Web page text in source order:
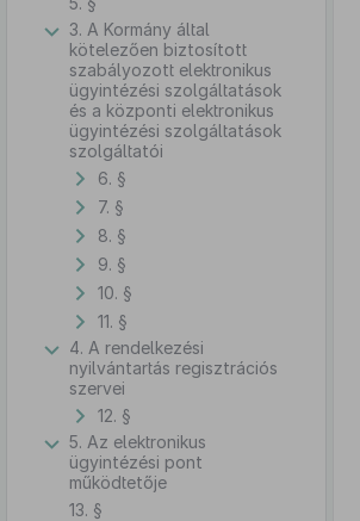
3. A Kormány által
kötelezően biztosított
szabályozott elektronikus
ügyintézési szolgáltatások
és a központi elektronikus
ügyintézési szolgáltatások
szolgáltatói
6. §
7. §
8. §
9. §
10. §
11. §
4. A rendelkezési
nyilvántartás regisztrációs
szervei
12. §
5. Az elektronikus
ügyintézési pont
működtetője
13. §